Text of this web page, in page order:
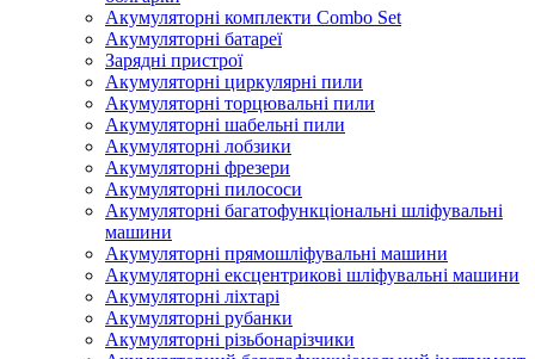
Акумуляторні комплекти Combo Set
Акумуляторні батареї
Зарядні пристрої
Акумуляторні циркулярні пили
Акумуляторні торцювальні пили
Акумуляторні шабельні пили
Акумуляторні лобзики
Акумуляторні фрезери
Акумуляторні пилососи
Акумуляторні багатофункціональні шліфувальні
машини
Акумуляторні прямошліфувальні машини
Акумуляторні ексцентрикові шліфувальні машини
Акумуляторні ліхтарі
Акумуляторні рубанки
Акумуляторні різьбонарізчики